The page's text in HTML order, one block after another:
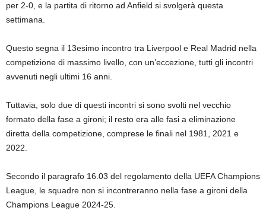
per 2-0, e la partita di ritorno ad Anfield si svolgerà questa
settimana.
Questo segna il 13esimo incontro tra Liverpool e Real Madrid nella
competizione di massimo livello, con un’eccezione, tutti gli incontri
avvenuti negli ultimi 16 anni.
Tuttavia, solo due di questi incontri si sono svolti nel vecchio
formato della fase a gironi; il resto era alle fasi a eliminazione
diretta della competizione, comprese le finali nel 1981, 2021 e
2022.
Secondo il paragrafo 16.03 del regolamento della UEFA Champions
League, le squadre non si incontreranno nella fase a gironi della
Champions League 2024-25.